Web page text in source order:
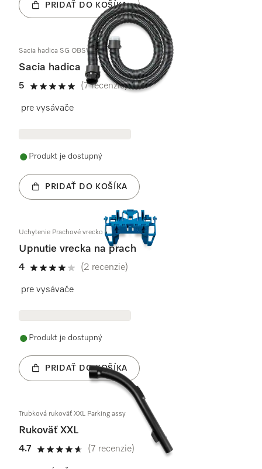
PRIDAŤ DO KOŠÍKA
Sacia hadica SG OBSW assy
Sacia hadica
5
5 / 5
(7 recenzie)
pre vysávače
Produkt je dostupný
PRIDAŤ DO KOŠÍKA
Uchytenie Prachové vrecko
Upnutie vrecka na prach
4
4 / 5
(2 recenzie)
pre vysávače
Produkt je dostupný
PRIDAŤ DO KOŠÍKA
Trubková rukoväť XXL Parking assy
Rukoväť XXL
4.7
4.7 / 5
(7 recenzie)